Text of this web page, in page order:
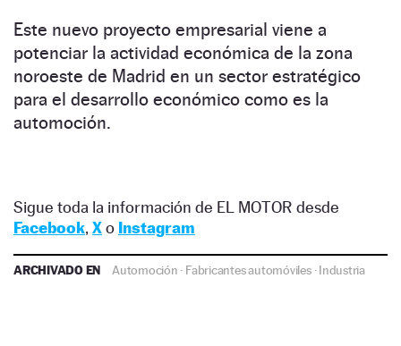
Este nuevo proyecto empresarial viene a
potenciar la actividad económica de la zona
noroeste de Madrid en un sector estratégico
para el desarrollo económico como es la
automoción.
Sigue toda la información de EL MOTOR desde
Facebook, Xo Instagram
ARCHIVADO EN Automoción · Fabricantes automóviles·Industria